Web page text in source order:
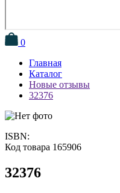
0
Главная
Каталог
Новые отзывы
32376
ISBN:
Код товара 165906
32376